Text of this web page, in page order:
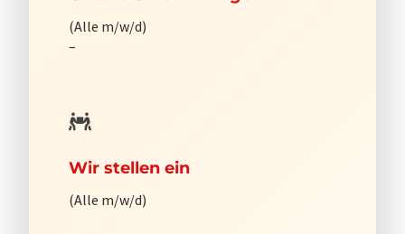
(Alle m/w/d)
–
Wir stellen ein
(Alle m/w/d)